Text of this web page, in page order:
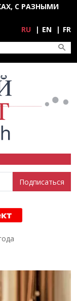
С РАЗНЫМИ
RU EN FR